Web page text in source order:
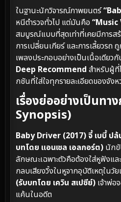
ในฐานะนักวิจารณ์ภาพยนตร์
หนีตำรวจทั่วไป แต่มันคือ
สมบูรณ์แบบที่สุดเท่าที่เคยมีการส
การเปลี่ยนเกียร์ และการเลี้ยวร
เพลงประกอบอย่างเป็นเนื้อเดียว
Deep Recommend สำหรับผู้ที่
กชันที่ใส่ใจทุกรายละเอียดของจังห
เรื่องย่ออย่างเป็นท
Synopsis)
Baby Driver (2017) จี้ เบบี้ ปล้
บทโดย แอนเซล เอลกอร์ต) นัก
ลักษณะเฉพาะตัวคือต้องใส่หูฟังแล
กลบเสียงวิ้งในหูจากอุบัติเหตุในวัย
(รับบทโดย เควิน สเปซีย์) เจ้าพ่
แค้นในอดีต